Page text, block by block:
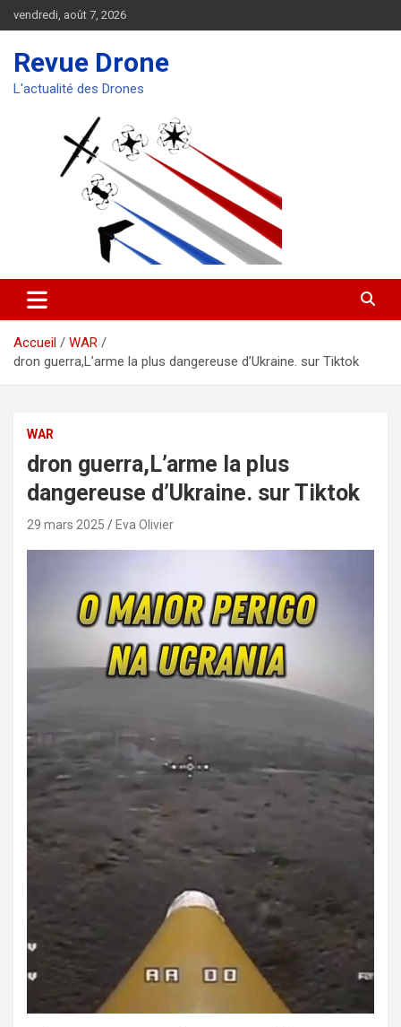
au
vendredi, août 7, 2026
Revue Drone
L'actualité des Drones
Accueil
WAR
dron guerra,L’arme la plus dangereuse d’Ukraine. sur Tiktok
WAR
dron guerra,L’arme la plus
dangereuse d’Ukraine. sur Tiktok
29 mars 2025 Eva Olivier